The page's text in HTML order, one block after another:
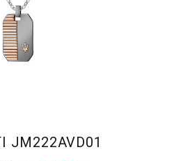
JM222AVD01